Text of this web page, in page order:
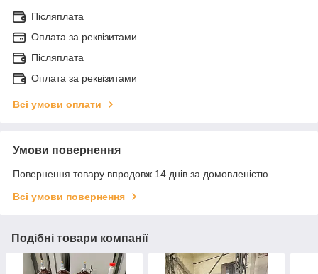
Післяплата
Оплата за реквізитами
Післяплата
Оплата за реквізитами
Всі умови оплати
Умови повернення
Повернення товару впродовж 14 днів за домовленістю
Всі умови повернення
Подібні товари компанії